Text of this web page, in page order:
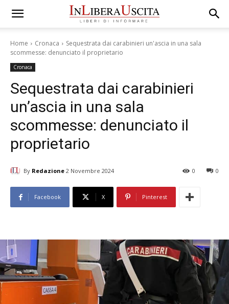
Home Cronaca
Sequestrata dai carabinieri un'ascia in una sala
scommesse: denunciato il proprietario
Cronaca
Sequestrata dai carabinieri
un’ascia in una sala
scommesse: denunciato il
proprietario
By Redazione 2 Novembre 2024 0
0
Facebook X Pinterest